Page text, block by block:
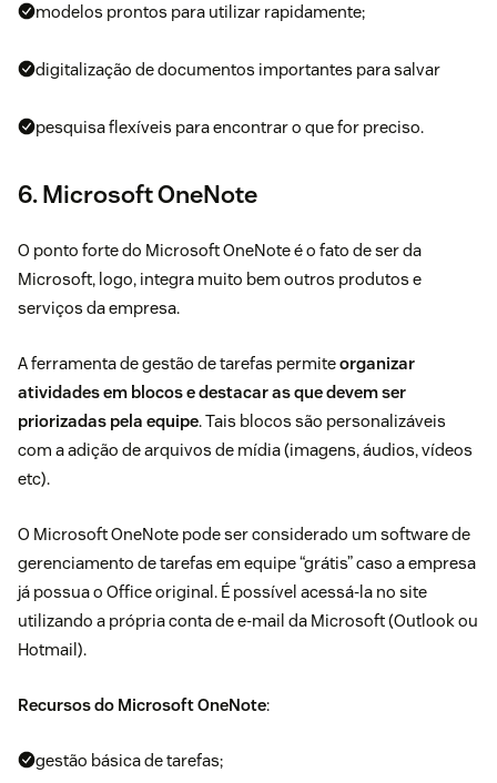
modelos prontos para utilizar rapidamente;
digitalização de documentos importantes para salvar
pesquisa flexíveis para encontrar o que for preciso.
6. Microsoft OneNote
O ponto forte do Microsoft OneNoteé o fato de ser da
Microsoft, logo, integra muito bem outros produtos e
serviços da empresa.
A ferramenta de gestão de tarefas permiteorganizar
atividades em blocos e destacar as que devem ser
priorizadas pela equipe. Tais blocos são personalizáveis
com a adição de arquivos de mídia (imagens, áudios, vídeos
etc).
O Microsoft OneNote pode ser considerado um software de
gerenciamento de tarefas em equipe “grátis” caso a empresa
já possua o Office original. É possível acessá-la no site
utilizando a própria conta de e-mail da Microsoft (Outlook ou
Hotmail).
Recursos do Microsoft OneNote:
gestão básica de tarefas;